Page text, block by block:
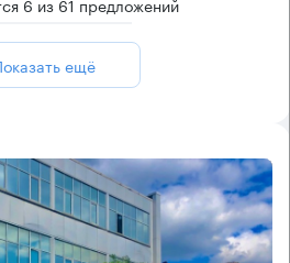
6 из 61 предложений
ещё